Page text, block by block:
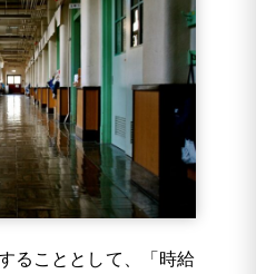
ることとして、「時給